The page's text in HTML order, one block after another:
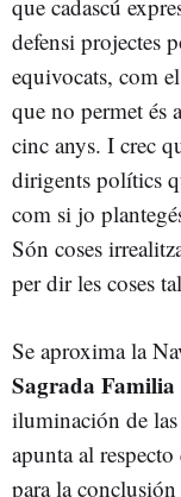
que cadascú
defensi projectes
equivocats, com
que no permet és
cinc anys. I crec
dirigents polítics
com si jo
Són coses
per dir les coses
Se aproxima la
Sagrada Familia
iluminación de
apunta al
para la